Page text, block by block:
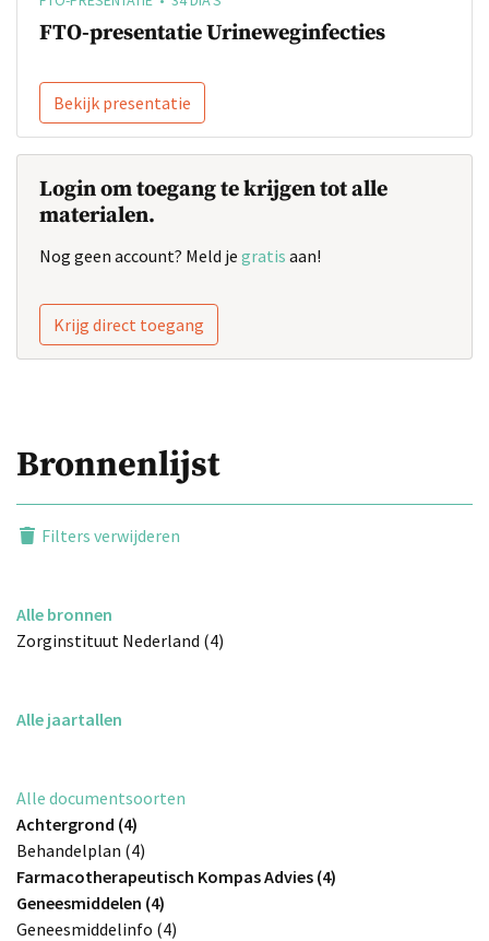
FTO-presentatie Urineweginfecties
Bekijk presentatie
Login om toegang te krijgen tot alle
materialen.
Nog geen account? Meld je gratis aan!
Krijg direct toegang
Bronnenlijst
Filters verwijderen
Alle bronnen
Zorginstituut Nederland (4)
Alle jaartallen
Alle documentsoorten
Achtergrond (4)
Behandelplan (4)
Farmacotherapeutisch Kompas Advies (4)
Geneesmiddelen (4)
Geneesmiddelinfo (4)